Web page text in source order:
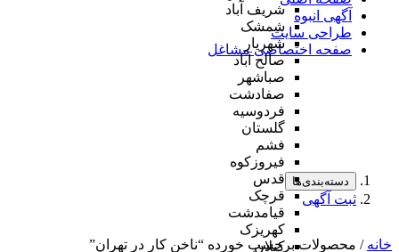
شریف آباد
شمشک
شهریار
صالح آباد
صباشهر
صفادشت
فردوسیه
گلستان
فشم
فیروزکوه
قدس
قرچک
قیامدشت
کهریزک
کیلان
آگهی انبوه
طراحی سایت
صفحه اختصاصی مشاغل
دسته‌بندی‌ها
ثبت آگهی
خانه / محصولات برچسب خورده “ناخن کار در تهران”